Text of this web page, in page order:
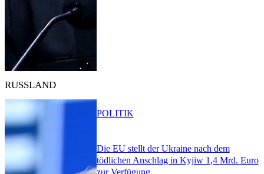
RUSSLAND
Die EU stellt der Ukraine nach dem
tödlichen Anschlag in Kyjiw 1,4 Mrd. Euro
POLITIK